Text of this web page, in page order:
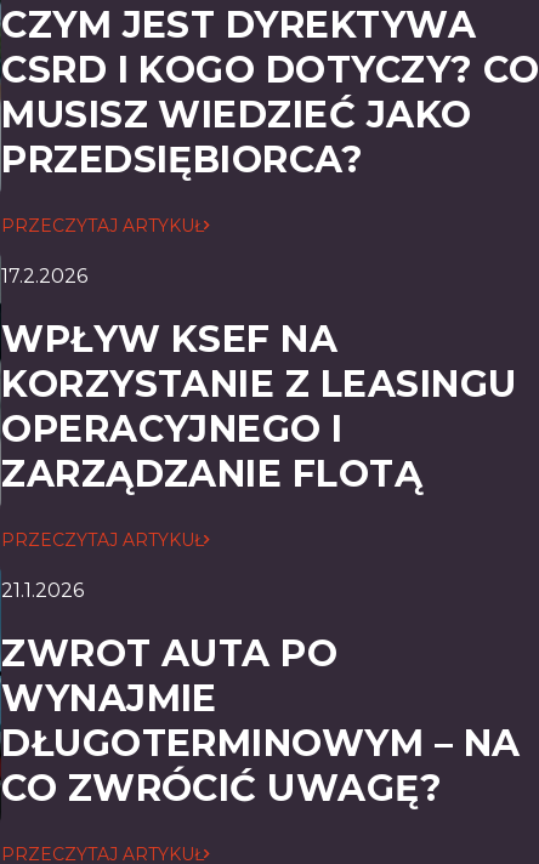
CZYM JEST DYREKTYWA
CSRD I KOGO DOTYCZY? CO
MUSISZ WIEDZIEĆ JAKO
PRZEDSIĘBIORCA?
PRZECZYTAJ ARTYKUŁ
17.2.2026
WPŁYW KSEF NA
KORZYSTANIE Z LEASINGU
OPERACYJNEGO I
ZARZĄDZANIE FLOTĄ
PRZECZYTAJ ARTYKUŁ
21.1.2026
ZWROT AUTA PO
WYNAJMIE
DŁUGOTERMINOWYM – NA
CO ZWRÓCIĆ UWAGĘ?
PRZECZYTAJ ARTYKUŁ